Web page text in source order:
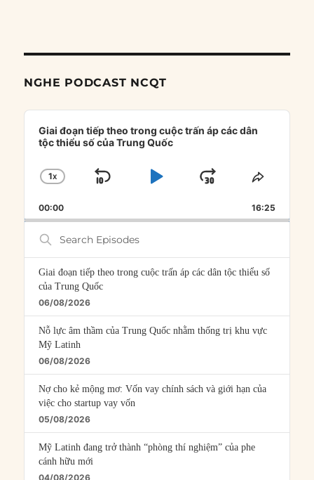
NGHE PODCAST NCQT
Audio
Player
Giai đoạn tiếp theo trong cuộc trấn áp các dân
tộc thiểu số của Trung Quốc
CHANGE
RATE
1X
SKIP
PLAYJUMP
FORWARD
SHARE
00:00 16:25
Search
Episodes
Giai đoạn tiếp theo trong cuộc trấn áp các dân tộc thiểu số
của Trung Quốc
06/08/2026
Nỗ lực âm thầm của Trung Quốc nhằm thống trị khu vực
Mỹ Latinh
06/08/2026
Nợ cho kẻ mộng mơ: Vốn vay chính sách và giới hạn của
việc cho startup vay vốn
05/08/2026
Mỹ Latinh đang trở thành “phòng thí nghiệm” của phe
cánh hữu mới
04/08/2026